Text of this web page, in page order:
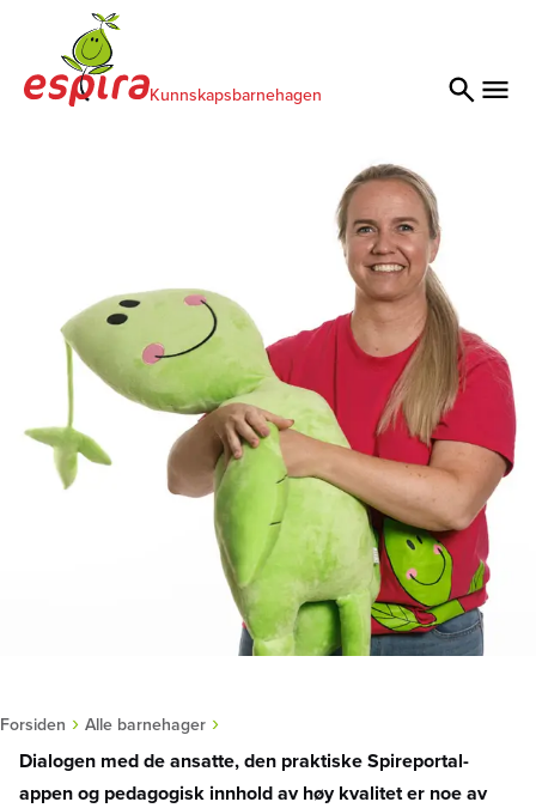
Kunnskapsbarnehagen
Forsiden › Alle barnehager ›
Dialogen med de ansatte, den praktiske Spireportal-
appen og pedagogisk innhold av høy kvalitet er noe av